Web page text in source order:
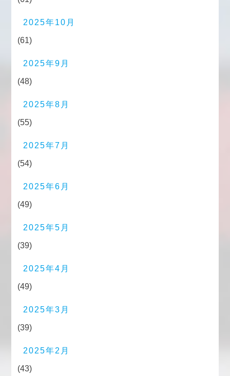
2025年10月
(61)
2025年9月
(48)
2025年8月
(55)
2025年7月
(54)
2025年6月
(49)
2025年5月
(39)
2025年4月
(49)
2025年3月
(39)
2025年2月
(43)